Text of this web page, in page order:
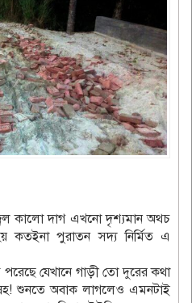
কালো দাগ এখনো দৃশ্যমান অথচ
কতইনা পুরাতন সদ্য নির্মিত এ
যেখানে গাড়ী তো দুরের কথা
শুনতে অবাক লাগলেও এমনটাই